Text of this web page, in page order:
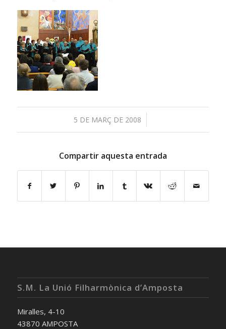
5 DE MARÇ DE 2008
/
Compartir aquesta entrada
S.M. La Unió Filharmònica d’Amposta
Miralles, 4-10
43870 AMPOSTA